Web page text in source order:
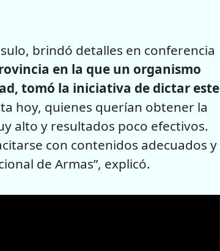
brindó detalles en conferencia
en la que un organismo
tomó la iniciativa de dictar este
hoy, quienes querían obtener la
alto y resultados poco efectivos.
con contenidos adecuados y
de Armas”, explicó.